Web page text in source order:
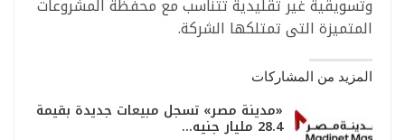
وتسويقية غير تقليدية تتناسب مع محفظة المشروعات
المتميزة التى تمتلكها الشركة.
المزيد من المشاركات
«مدينة مصر» تسجل مبيعات جديدة بقيمة
28.4 مليار جنيه…